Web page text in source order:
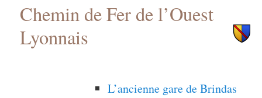
principal
secondaire
Chemin de Fer de l’Ouest
Lyonnais
L’ancienne gare de Brindas